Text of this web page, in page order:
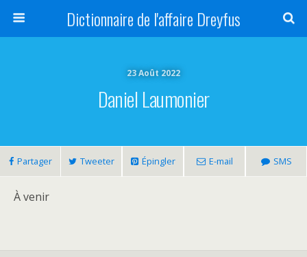
Dictionnaire de l'affaire Dreyfus
23 Août 2022
Daniel Laumonier
Partager Tweeter Épingler E-mail SMS
À venir